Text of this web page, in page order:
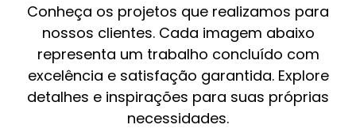
Conheça os projetos que realizamos para
nossos clientes. Cada imagem abaixo
representa um trabalho concluído com
excelência e satisfação garantida. Explore
detalhes e inspirações para suas próprias
necessidades.